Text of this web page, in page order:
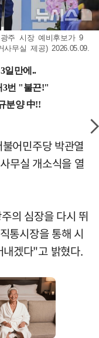
주 시장 예비후보가 9
무실 제공) 2026.05.09.
어민주당 박관열
무실 개소식을 열
의 심장을 다시 뛰
통시장을 통해 시
내겠다"고 밝혔다.